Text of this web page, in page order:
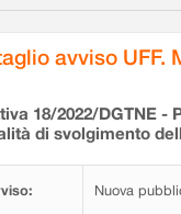
avviso UFF.
18/2022/DGTNE
di svolgimento
Nuova